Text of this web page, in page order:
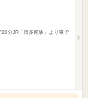
分JR「博多南駅」より車で